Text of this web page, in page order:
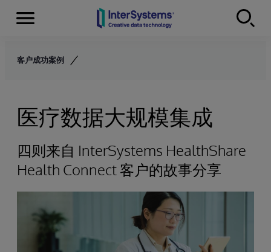
Skip to content
Menu
客户成功案例
医疗数据大规模集成
四则来自 InterSystems HealthShare
Health Connect 客户的故事分享